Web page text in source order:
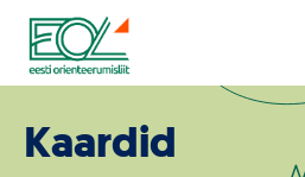
Liigu
sisu
juurde
Estonian Orienteering Federation
Kaardid